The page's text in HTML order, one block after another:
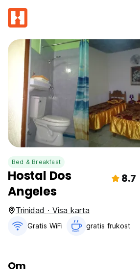
Bed & Breakfast
Hostal Dos
Angeles
8.7
Trinidad · Visa karta
Gratis WiFi gratis frukost‎
Om